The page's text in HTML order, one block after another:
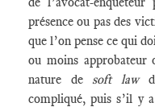
présence ou pas des
que l’on pense ce qui
ou moins approbateur
nature desoft law
compliqué, puis s’il y